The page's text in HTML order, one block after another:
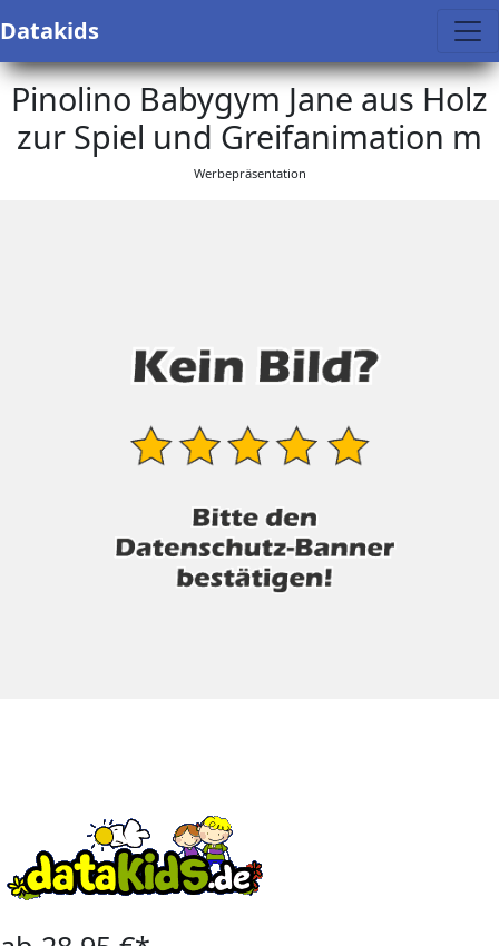
Datakids
Pinolino Babygym Jane aus Holz
zur Spiel und Greifanimation m
Werbepräsentation